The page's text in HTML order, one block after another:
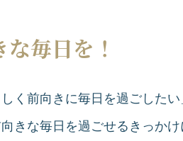
毎日を！
く前向きに毎日を過ごした
きな毎日を過ごせるきっかけ